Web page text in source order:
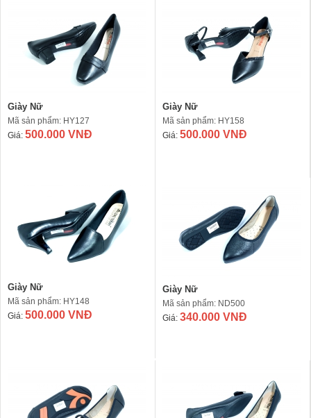
Giày Nữ
Mã sản phẩm: HY127
Giá: 500.000 VNĐ
Giày Nữ
Mã sản phẩm: HY158
Giá: 500.000 VNĐ
Giày Nữ
Mã sản phẩm: HY148
Giá: 500.000 VNĐ
Giày Nữ
Mã sản phẩm: ND500
Giá: 340.000 VNĐ